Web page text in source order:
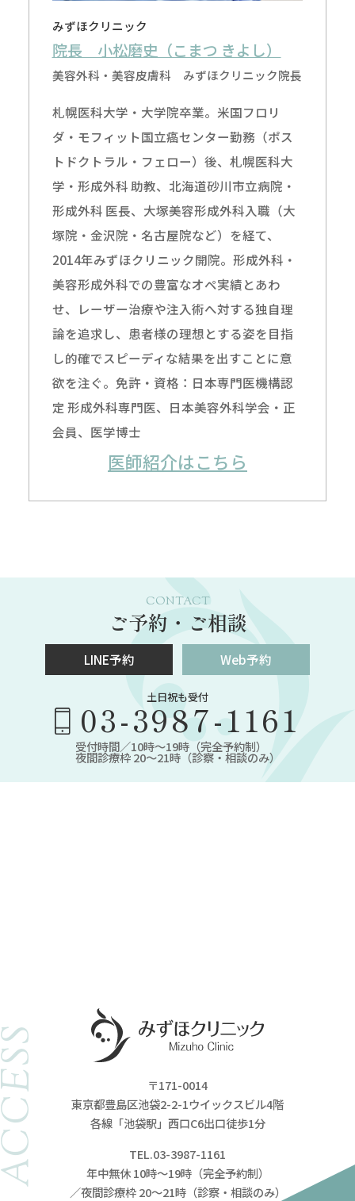
みずほクリニック
院長 小松磨史（こまつ きよし）
美容外科・美容皮膚科 みずほクリニック院長
札幌医科大学・大学院卒業。米国フロリ
ダ・モフィット国立癌センター勤務（ポス
トドクトラル・フェロー）後、札幌医科大
学・形成外科 助教、北海道砂川市立病院・
形成外科 医長、大塚美容形成外科入職（大
塚院・金沢院・名古屋院など）を経て、
2014年みずほクリニック開院。形成外科・
美容形成外科での豊富なオペ実績とあわ
せ、レーザー治療や注入術へ対する独自理
論を追求し、患者様の理想とする姿を目指
し的確でスピーディな結果を出すことに意
欲を注ぐ。免許・資格：日本専門医機構認
定 形成外科専門医、日本美容外科学会・正
会員、医学博士
医師紹介はこちら
CONTACT
ご予約・ご相談
LINE予約 Web予約
土日祝も受付
03-3987-1161
受付時間／10時～19時（完全予約制）
夜間診療枠 20～21時（診察・相談のみ）
〒171-0014
東京都豊島区池袋2-2-1ウイックスビル4階
各線「池袋駅」西口C6出口徒歩1分
TEL.03-3987-1161
年中無休 10時～19時（完全予約制）
／夜間診療枠 20～21時（診察・相談のみ）